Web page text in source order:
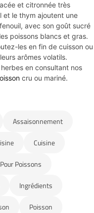
et citronnée très
et le thym ajoutent une
avec son goût sucré
poissons blancs et gras.
les en fin de cuisson ou
arômes volatils.
en consultant nos
cru ou mariné.
Assaisonnement
Cuisine
Poissons
Ingrédients
Poisson